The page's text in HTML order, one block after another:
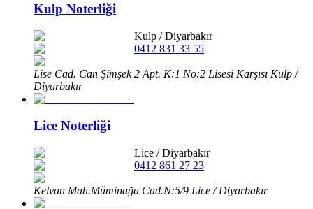
Kulp Noterliği
Kulp /Diyarbakır
0412 831 33 55
Lise Cad. Can Şimşek 2 Apt. K:1 No:2 Lisesi Karşısı Kulp /
Diyarbakır
Lice Noterliği
Lice /Diyarbakır
0412 861 27 23
Kelvan Mah.Müminağa Cad.N:5/9 Lice / Diyarbakır